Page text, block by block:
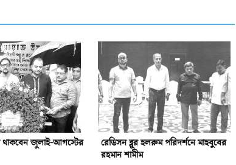
থাকবেন জুলাই-আগস্টের
রেডিসন ব্লুর হলরুম পরিদর্শনে মাহবুবের
রহমান শামীম